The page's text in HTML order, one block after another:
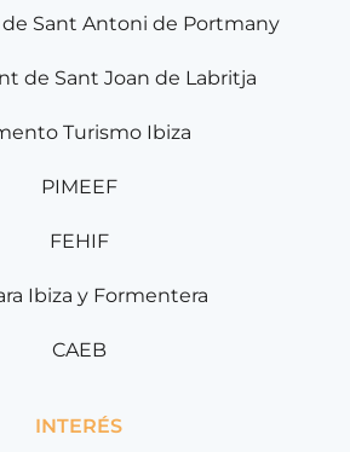
Sant Antoni de Portmany
de Sant Joan de Labritja
Turismo Ibiza
PIMEEF
FEHIF
Ibiza y Formentera
CAEB
INTERÉS